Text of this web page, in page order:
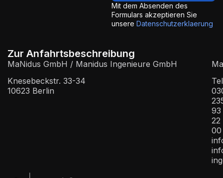
Mit dem Absenden des
Formulars akzeptieren Sie
unsere Datenschutzerklaerung
Zur Anfahrtsbeschreibung
MaNidus GmbH / Manidus Ingenieure GmbH
Knesebeckstr. 33-34
10623 Berlin
93
22
00